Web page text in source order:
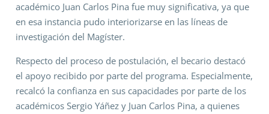
académico Juan Carlos Pina fue muy significativa, ya que
en esa instancia pudo interiorizarse en las líneas de
investigación del Magíster.
Respecto del proceso de postulación, el becario destacó
el apoyo recibido por parte del programa. Especialmente,
recalcó la confianza en sus capacidades por parte de los
académicos Sergio Yáñez y Juan Carlos Pina, a quienes